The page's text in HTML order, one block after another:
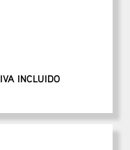
IVA INCLUIDO